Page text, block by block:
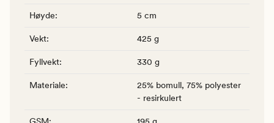
Høyde: 5 cm
Vekt: 425 g
Fyllvekt: 330 g
Materiale:
25% bomull, 75% polyester
- resirkulert
GSM: 195 g